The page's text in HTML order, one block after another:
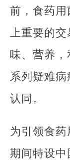
前，食药
上重要的
味、营养
系列疑难
认同。
为引领食
期间特设